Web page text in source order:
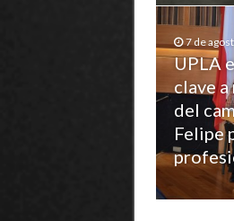
7 de
UPLA
clave
del
Felipe